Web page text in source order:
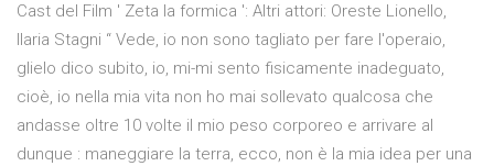
Cast del Film ' Zeta la formica ': Altri attori: Oreste Lionello,
Ilaria Stagni “ Vede, io non sono tagliato per fare l'operaio,
glielo dico subito, io, mi-mi sento fisicamente inadeguato,
cioè, io nella mia vita non ho mai sollevato qualcosa che
andasse oltre 10 volte il mio peso corporeo e arrivare al
dunque : maneggiare la terra, ecco, non è la mia idea per una